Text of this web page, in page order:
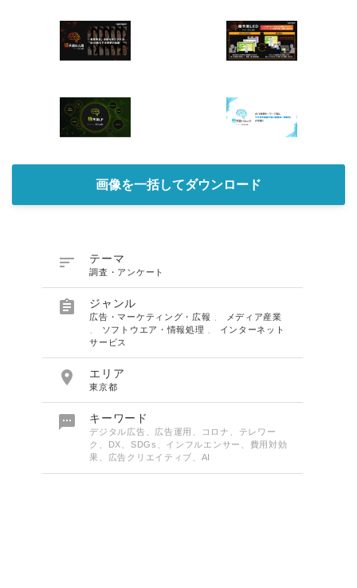
画像を一括してダウンロード
 テーマ
調査・アンケート
 ジャンル
広告・マーケティング・広報
メディア産業
ソフトウエア・情報処理
インターネット
サービス
 エリア
東京都
 キーワード
デジタル広告、広告運用、コロナ、テレワー
ク、DX、SDGs、インフルエンサー、費用対効
果、広告クリエイティブ、AI